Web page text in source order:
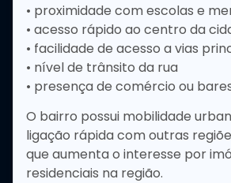
• proximidade com escolas e
• acesso rápido ao centro da
• facilidade de acesso a vias
• nível de trânsito da rua
• presença de comércio ou
O bairro possui mobilidade
ligação rápida com outras
que aumenta o interesse por
residenciais na região.